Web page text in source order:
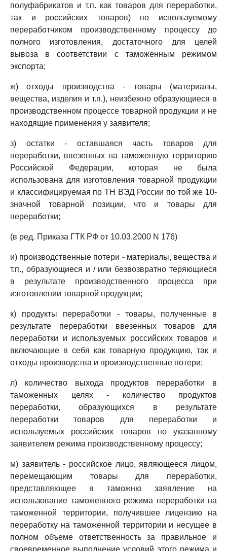
полуфабрикатов и т.п. как товаров для переработки,
так и российских товаров) по используемому
переработчиком производственному процессу до
полного изготовления, достаточного для целей
вывоза в соответствии с таможенным режимом
экспорта;
ж) отходы производства - товары (материалы,
вещества, изделия и т.п.), неизбежно образующиеся в
производственном процессе товарной продукции и не
находящие применения у заявителя;
з) остатки - оставшаяся часть товаров для
переработки, ввезенных на таможенную территорию
Российской Федерации, которая не была
использована для изготовления товарной продукции
и классифицируемая по ТН ВЭД России по той же 10-
значной товарной позиции, что и товары для
переработки;
(в ред. Приказа ГТК РФ от 10.03.2000 N 176)
и) производственные потери - материалы, вещества и
т.п., образующиеся и / или безвозвратно теряющиеся
в результате производственного процесса при
изготовлении товарной продукции;
к) продукты переработки - товары, полученные в
результате переработки ввезенных товаров для
переработки и используемых российских товаров и
включающие в себя как товарную продукцию, так и
отходы производства и производственные потери;
л) количество выхода продуктов переработки в
таможенных целях - количество продуктов
переработки, образующихся в результате
переработки товаров для переработки и
используемых российских товаров по указанному
заявителем режима производственному процессу;
м) заявитель - российское лицо, являющееся лицом,
перемещающим товары для переработки,
представляющее в таможню заявление на
использование таможенного режима переработки на
таможенной территории, получившее лицензию на
переработку на таможенной территории и несущее в
полном объеме ответственность за правильное и
своевременное выполнение условий этого режима и